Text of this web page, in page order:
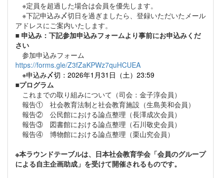
※定員を超過した場合は会員を優先します。
※下記申込み〆切日を過ぎましたら、登録いただいたメール
アドレスにご案内いたします。
■ 申込み：下記参加申込みフォームより事前にお申込みくだ
さい
参加申込みフォーム
https://forms.gle/Z3fZaKPWz7quHCUEA
※申込み〆切：2026年1月31日（土）23:59
■プログラム
これまでの取り組みについて（司会：金子淳会員）
報告① 社会教育法制と社会教育施設（生島美和会員）
報告② 公民館における論点整理（長澤成次会員）
報告③ 図書館における論点整理（石川敬史会員）
報告④ 博物館における論点整理（栗山究会員）
※本ラウンドテーブルは、日本社会教育学会「会員のグループ
による自主企画助成」を受けて開催されるものです。